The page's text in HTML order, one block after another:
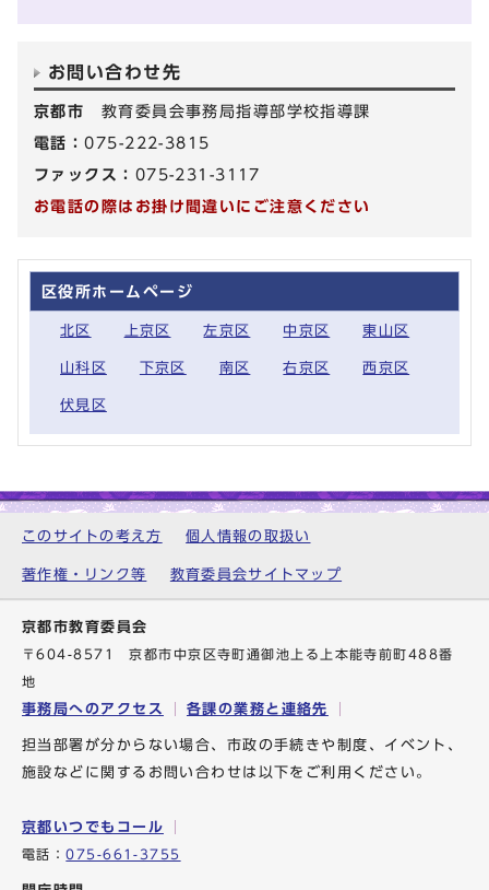
お問い合わせ先
京都市 教育委員会事務局指導部学校指導課
電話：075-222-3815
ファックス： 075-231-3117
お電話の際はお掛け間違いにご注意ください
区役所ホームページ
北区 上京区 左京区 中京区 東山区
山科区 下京区 南区 右京区 西京区
伏見区
このサイトの考え方 個人情報の取扱い
著作権・リンク等 教育委員会サイトマップ
京都市教育委員会
〒604-8571 京都市中京区寺町通御池上る上本能寺前町488番
地
事務局へのアクセス 各課の業務と連絡先
担当部署が分からない場合、市政の手続きや制度、イベント、
施設などに関するお問い合わせは以下をご利用ください。
京都いつでもコール
電話：075-661-3755